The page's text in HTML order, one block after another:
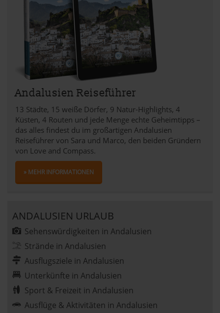
Andalusien Reiseführer
13 Städte, 15 weiße Dörfer, 9 Natur-Highlights, 4
Küsten, 4 Routen und jede Menge echte Geheimtipps –
das alles findest du im großartigen Andalusien
Reiseführer von Sara und Marco, den beiden Gründern
von Love and Compass.
» MEHR INFORMATIONEN
ANDALUSIEN URLAUB
Sehenswürdigkeiten in Andalusien
Strände in Andalusien
Ausflugsziele in Andalusien
Unterkünfte in Andalusien
Sport & Freizeit in Andalusien
Ausflüge & Aktivitäten in Andalusien